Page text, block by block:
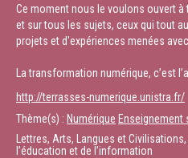
Ce moment nous le voulons ouvert
et sur tous les sujets, ceux qui tout
projets et d'expériences menées
La transformation numérique, c’est
http://terrasses-numerique.unistra.fr/
Thème(s) : Numérique Enseignement
Lettres, Arts, Langues et
l’éducation et de l’information